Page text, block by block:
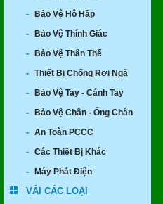
- Bảo Vệ Hô Hấp
- Bảo Vệ Thính Giác
- Bảo Vệ Thân Thể
- Thiết Bị Chống Rơi Ngã
- Bảo Vệ Tay - Cánh Tay
- Bảo Vệ Chân - Ống Chân
- An Toàn PCCC
- Các Thiết Bị Khác
- Máy Phát Điện
VẢI CÁC LOẠI